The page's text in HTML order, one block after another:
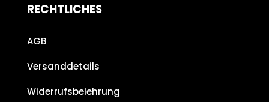
RECHTLICHES
AGB
Versanddetails
Widerrufsbelehrung